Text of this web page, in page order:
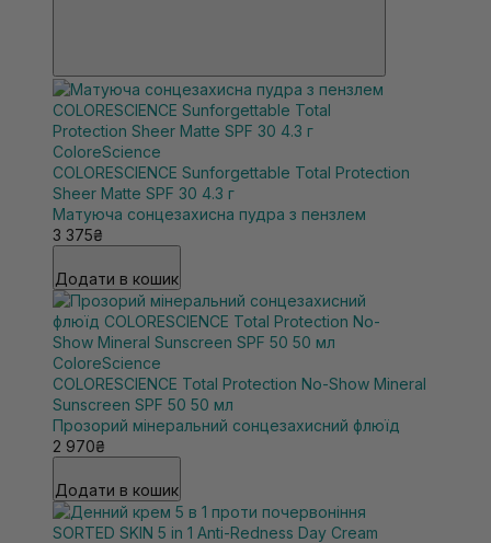
ColoreScience
COLORESCIENCE Sunforgettable Total Protection
Sheer Matte SPF 30 4.3 г
Матуюча сонцезахисна пудра з пензлем
3 375₴
Додати в кошик
ColoreScience
COLORESCIENCE Total Protection No-Show Mineral
Sunscreen SPF 50 50 мл
Прозорий мінеральний сонцезахисний флюїд
2 970₴
Додати в кошик